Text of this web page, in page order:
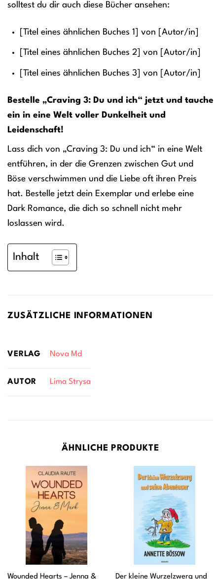
solltest du dir auch diese Bücher ansehen:
[Titel eines ähnlichen Buches 1] von [Autor/in]
[Titel eines ähnlichen Buches 2] von [Autor/in]
[Titel eines ähnlichen Buches 3] von [Autor/in]
Bestelle „Craving 3: Du und ich“ jetzt und tauche
ein in eine Welt voller Dunkelheit und
Leidenschaft!
Lass dich von „Craving 3: Du und ich“ in eine Welt
entführen, in der die Grenzen zwischen Gut und
Böse verschwimmen und die Liebe oft ihren Preis
hat. Bestelle jetzt dein Exemplar und erlebe eine
Dark Romance, die dich so schnell nicht mehr
loslassen wird.
Inhalt
ZUSÄTZLICHE INFORMATIONEN
VERLAG Nova Md
AUTOR Lima Strysa
ÄHNLICHE PRODUKTE
Wounded Hearts – Jenna & Der kleine Wurzelzwerg und